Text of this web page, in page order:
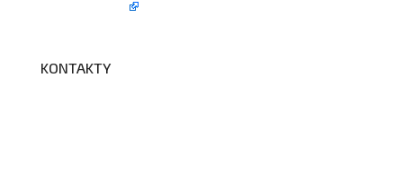
KONTAKTY